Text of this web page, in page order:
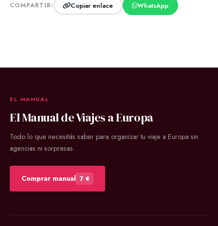
COMPARTIR: Copiar enlace WhatsApp
EL MANUAL
El Manual de Viajes a Europa
Todo lo que necesitás saber para organizar tu viaje a Europa sin
agencias ni sorpresas.
Comprar manual 7 €